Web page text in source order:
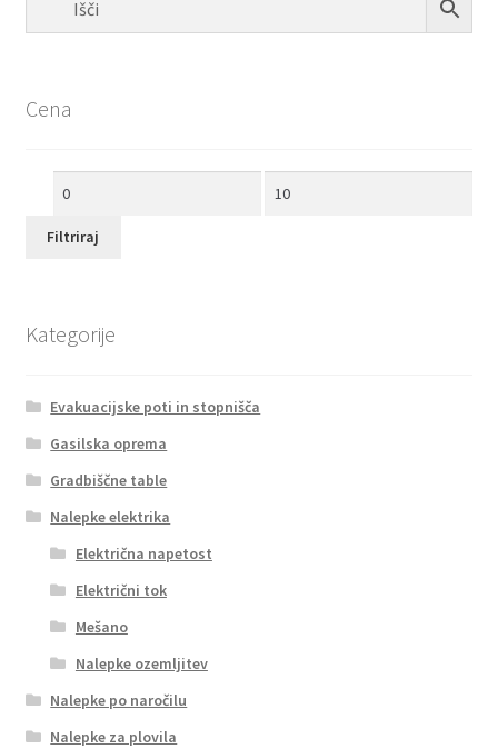
Cena
Min
Max
Filtriraj
Kategorije
Evakuacijske poti in stopnišča
Gasilska oprema
Gradbiščne table
Nalepke elektrika
Električna napetost
Električni tok
Mešano
Nalepke ozemljitev
Nalepke po naročilu
Nalepke za plovila